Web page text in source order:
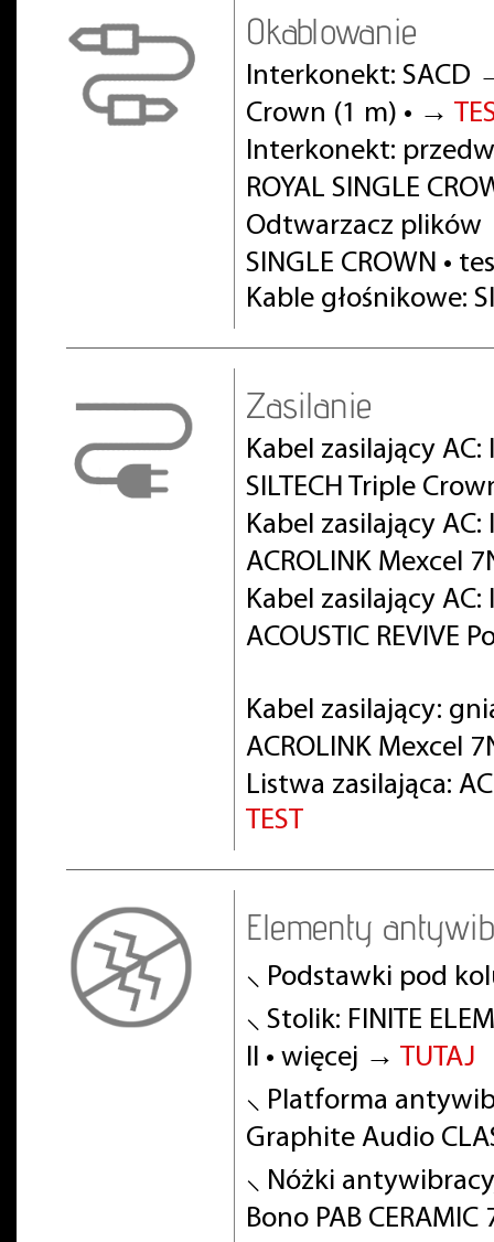
Okablowanie
Interkonekt: SACD
Crown (1 m) • →
Interkonekt:
ROYAL SINGLE
Odtwarzacz plików
SINGLE CROWN •
Kable głośnikowe:
Zasilanie
Kabel zasilający
SILTECH Triple
Kabel zasilający
ACROLINK Mexcel
Kabel zasilający
ACOUSTIC REVIVE
Kabel zasilający:
ACROLINK Mexcel
Listwa zasilająca:
TEST
Elementy
⸜ Podstawki pod
⸜ Stolik: FINITE
II • więcej → TUTAJ
⸜ Platforma
Graphite Audio
⸜ Nóżki
Bono PAB